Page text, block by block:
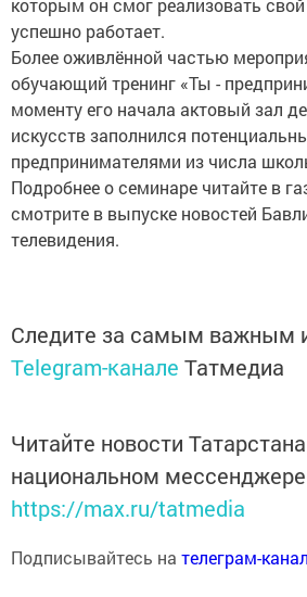
которым он смог реализовать
успешно работает.
Более оживлённой частью
обучающий тренинг «Ты -
моменту его начала актовый зал
искусств заполнился
предпринимателями из числа
Подробнее о семинаре читайте в
смотрите в выпуске новостей
телевидения.
Следите за самым важным
Telegram-канале Татмедиа
Читайте новости
национальном
https://max.ru/tatmedia
Подписывайтесь на телеграм-